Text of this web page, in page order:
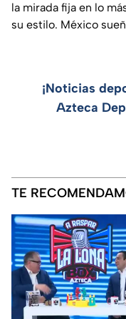
la mirada fija en lo
su estilo. México
¡Noticias
Azteca
TE